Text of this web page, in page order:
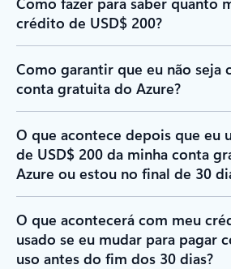
crédito de USD$ 200?
Como garantir que eu não seja
conta gratuita do Azure?
O que acontece depois que eu
de USD$ 200 da minha conta
Azure ou estou no final de 30
O que acontecerá com meu
usado se eu mudar para pagar
uso antes do fim dos 30 dias?